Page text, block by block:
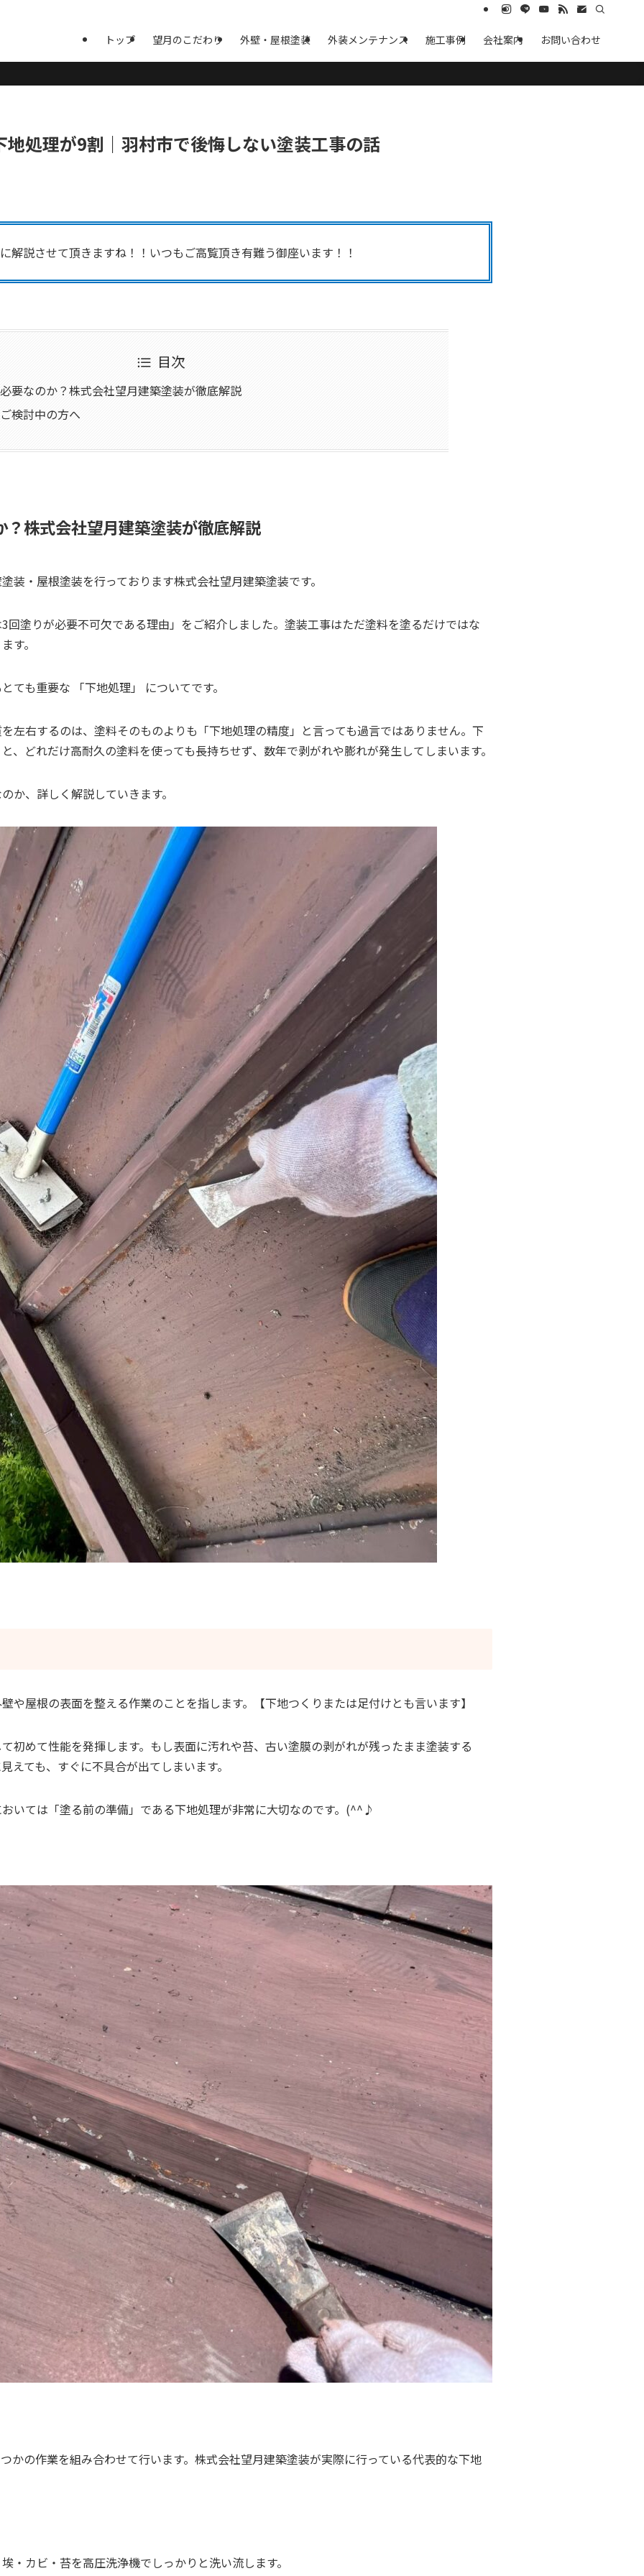
トップ 望月のこだわり 外壁・屋根塗装 外装メンテナンス 施工事例 会社案内 お問い合わせ
処理が9割｜羽村市で後悔しない塗装工事の話
解説させて頂きますね！！いつもご高覧頂き有難う御座います！！
目次
要なのか？株式会社望月建築塗装が徹底解説
検討中の方へ
株式会社望月建築塗装が徹底解説
装・屋根塗装を行っております株式会社望月建築塗装です。
回塗りが必要不可欠である理由」をご紹介しました。塗装工事はただ塗料を塗るだけではな
す。
ても重要な 「下地処理」 についてです。
左右するのは、塗料そのものよりも「下地処理の精度」と言っても過言ではありません。下
、どれだけ高耐久の塗料を使っても長持ちせず、数年で剥がれや膨れが発生してしまいます。
か、詳しく解説していきます。
や屋根の表面を整える作業のことを指します。【下地つくりまたは足付けとも言います】
初めて性能を発揮します。もし表面に汚れや苔、古い塗膜の剥がれが残ったまま塗装する
えても、すぐに不具合が出てしまいます。
いては「塗る前の準備」である下地処理が非常に大切なのです。(^^♪
かの作業を組み合わせて行います。株式会社望月建築塗装が実際に行っている代表的な下地
・カビ・苔を高圧洗浄機でしっかりと洗い流します。